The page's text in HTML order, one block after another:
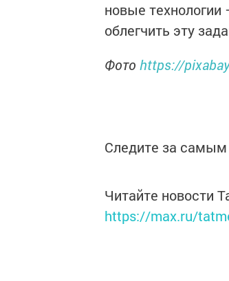
новые
облегчить эту
Фото https://
Следите за
Читайте новости
https://max.ru/